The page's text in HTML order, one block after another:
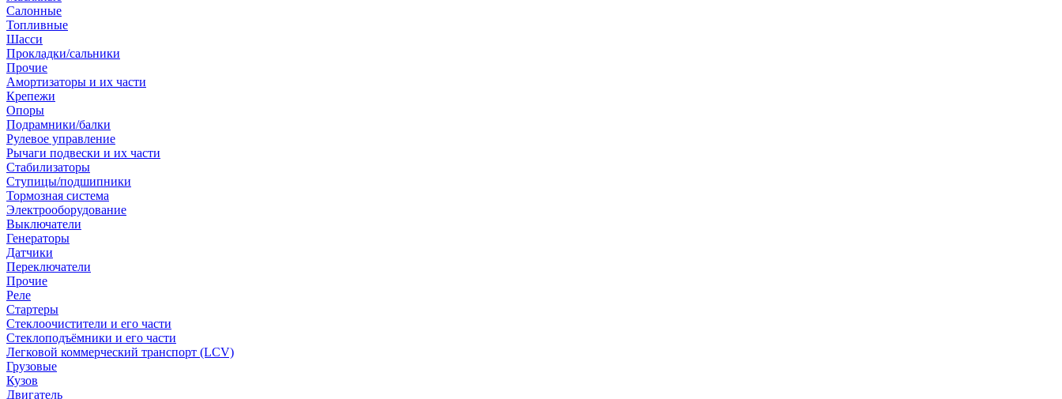
Салонные
Топливные
Шасси
Прокладки/сальники
Прочие
Амортизаторы и их части
Крепежи
Опоры
Подрамники/балки
Рулевое управление
Рычаги подвески и их части
Стабилизаторы
Ступицы/подшипники
Тормозная система
Электрооборудование
Выключатели
Генераторы
Датчики
Переключатели
Прочие
Реле
Стартеры
Стеклоочистители и его части
Стеклоподъёмники и его части
Легковой коммерческий транспорт (LCV)
Грузовые
Кузов
Двигатель